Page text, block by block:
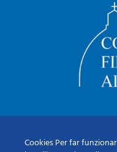
Cookies Per far